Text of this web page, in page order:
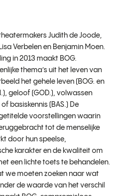
Judith de Joode,
Verbelen en Benjamin Moen.
in 2013 maakt BOG.
thema’s uit het leven van
het gehele leven (BOG. en
geloof (GOD.), volwassen
basiskennis (BAS.) De
voorstellingen waarin
tot de menselijke
door hun speelse,
karakter en de kwaliteit om
een lichte toets te behandelen.
we moeten zoeken naar wat
de waarde van het verschil